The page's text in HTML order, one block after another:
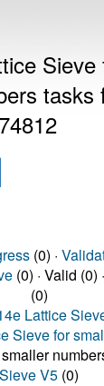
Sieve
tasks
(0) ·
(0) · Valid (0) ·
(0)
Lattice
Sieve for
Sieve V5 (0)